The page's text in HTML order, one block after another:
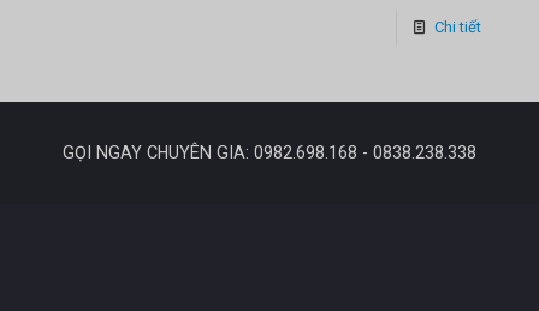
Chi tiết
GỌI NGAY CHUYÊN GIA: 0982.698.168 - 0838.238.338